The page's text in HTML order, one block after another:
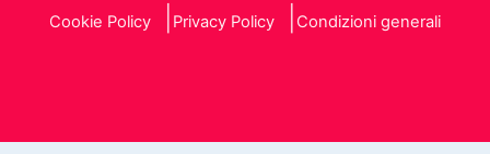
Cookie Policy Privacy Policy Condizioni generali